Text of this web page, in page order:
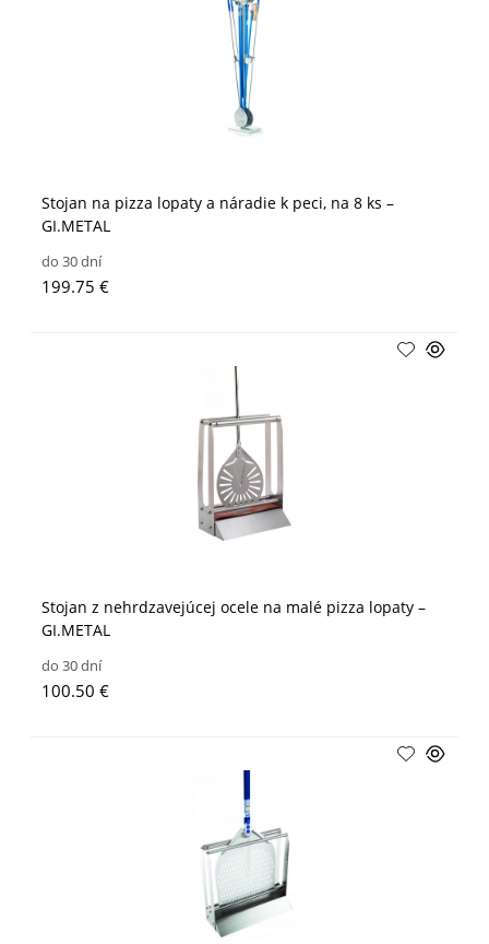
Stojan na pizza lopaty a náradie k peci, na 8 ks –
GI.METAL
do 30 dní
199.75 €
Stojan z nehrdzavejúcej ocele na malé pizza lopaty –
GI.METAL
do 30 dní
100.50 €